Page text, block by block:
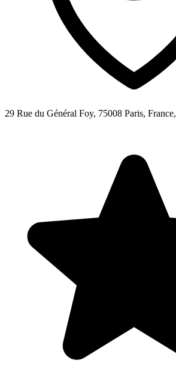
29 Rue du Général Foy, 75008 Paris, France,